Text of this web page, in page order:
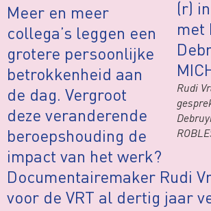
Rudi
Meer en meer
collega’s leggen een
grotere persoonlijke
betrokkenheid aan
de dag. Vergroot
deze veranderende
beroepshouding de
impact van het werk?
Documentairemaker Rudi
voor de VRT al dertig jaar